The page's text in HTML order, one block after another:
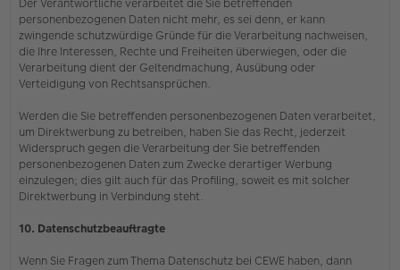
personenbezogenen Daten nicht mehr, es sei denn, er kann
zwingende schutzwürdige Gründe für die Verarbeitung nachweisen,
die Ihre Interessen, Rechte und Freiheiten überwiegen, oder die
Verarbeitung dient der Geltendmachung, Ausübung oder
Verteidigung von Rechtsansprüchen.
Werden die Sie betreffenden personenbezogenen Daten verarbeitet,
um Direktwerbung zu betreiben, haben Sie das Recht, jederzeit
Widerspruch gegen die Verarbeitung der Sie betreffenden
personenbezogenen Daten zum Zwecke derartiger Werbung
einzulegen; dies gilt auch für das Profiling, soweit es mit solcher
Direktwerbung in Verbindung steht.
10. Datenschutzbeauftragte
Wenn Sie Fragen zum Thema Datenschutz bei CEWE haben, dann